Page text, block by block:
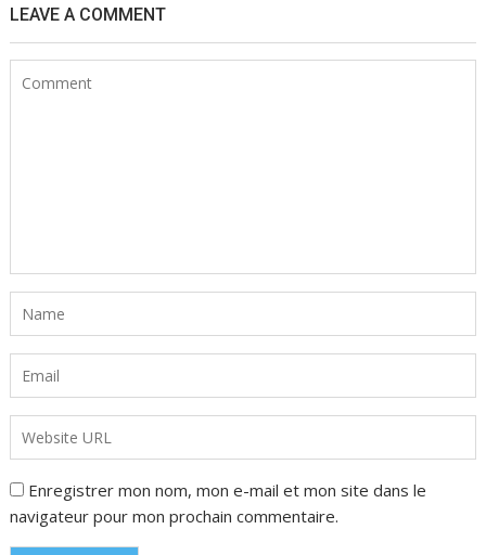
LEAVE A COMMENT
Enregistrer mon nom, mon e-mail et mon site dans le
navigateur pour mon prochain commentaire.